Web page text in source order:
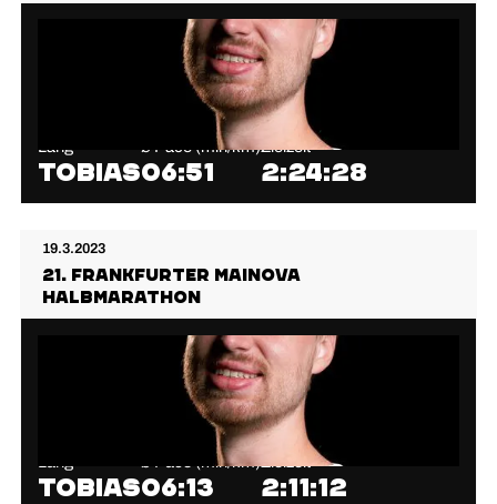
Lang
Tobias
⌀ Pace (min/km)
06:51
Zielzeit
2:24:28
19.3.2023
21. Frankfurter Mainova
Halbmarathon
Tobias
⌀ Pace (min/km)
06:13
Zielzeit
2:11:12